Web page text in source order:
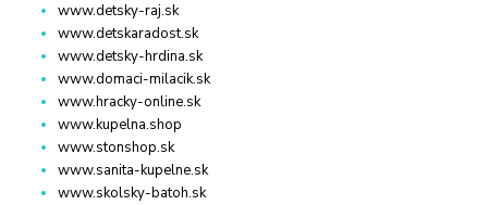
www.detsky-raj.sk
www.detskaradost.sk
www.detsky-hrdina.sk
www.domaci-milacik.sk
www.hracky-online.sk
www.kupelna.shop
www.stonshop.sk
www.sanita-kupelne.sk
www.skolsky-batoh.sk